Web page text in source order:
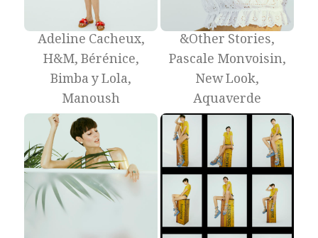
Adeline Cacheux,
H&M, Bérénice,
Bimba y Lola,
Manoush
&Other Stories,
Pascale Monvoisin,
New Look,
Aquaverde